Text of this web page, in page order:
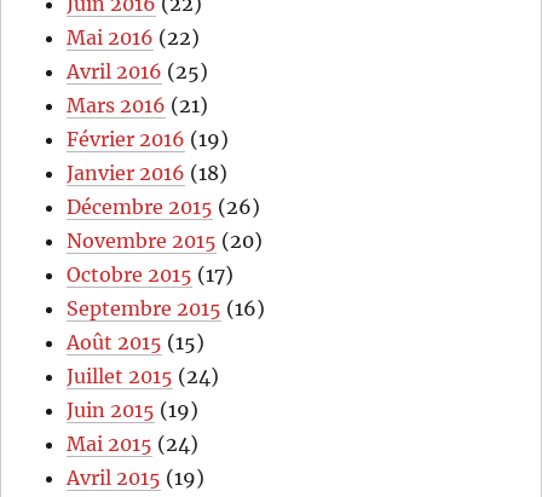
Mai 2016 (22)
Avril 2016 (25)
Mars 2016 (21)
Février 2016 (19)
Janvier 2016 (18)
Décembre 2015 (26)
Novembre 2015 (20)
Octobre 2015 (17)
Septembre 2015 (16)
Août 2015 (15)
Juillet 2015 (24)
Juin 2015 (19)
Mai 2015 (24)
Avril 2015 (19)